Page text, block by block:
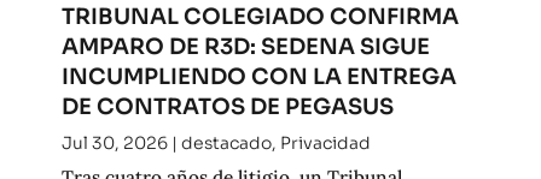
TRIBUNAL COLEGIADO CONFIRMA
AMPARO DE R3D: SEDENA SIGUE
INCUMPLIENDO CON LA ENTREGA
DE CONTRATOS DE PEGASUS
Jul 30, 2026| destacado, Privacidad